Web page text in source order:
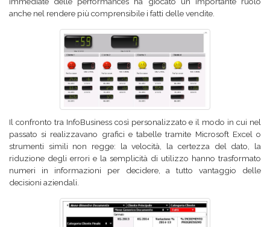
anche nel rendere più comprensibile i fatti delle vendite.
Il confronto tra InfoBusiness così personalizzato e il modo in cui nel
passato si realizzavano grafici e tabelle tramite Microsoft Excel o
strumenti simili non regge: la velocità, la certezza del dato, la
riduzione degli errori e la semplicità di utilizzo hanno trasformato
numeri in informazioni per decidere, a tutto vantaggio delle
decisioni aziendali.